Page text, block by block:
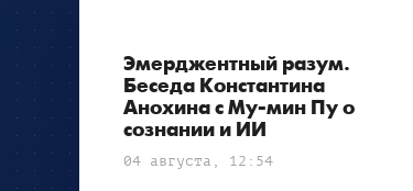
Эмерджентный разум.
Беседа Константина
Анохина с Му-мин Пу о
сознании и ИИ
04 августа, 12:54